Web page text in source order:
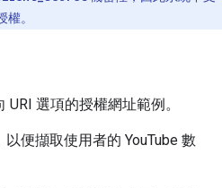
。
選項的授權網址範例。
便擷取使用者的 YouTube 數